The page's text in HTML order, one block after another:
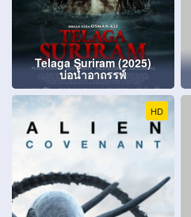
Telaga Suriram (2025)
บ่อน้ำอาถรรพ์
HD